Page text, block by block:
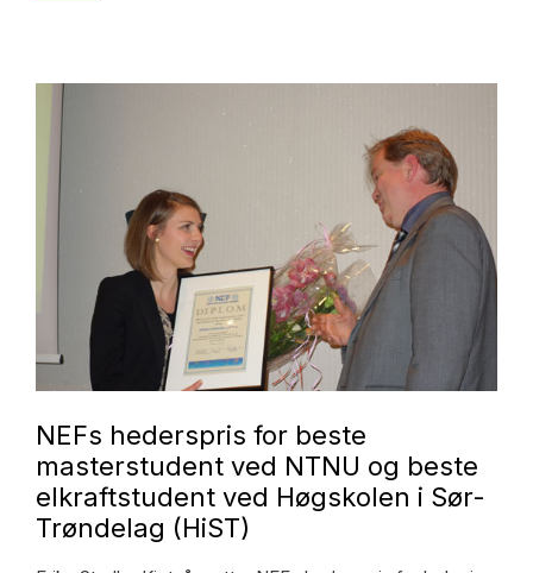
NEFs hederspris for beste
masterstudent ved NTNU og beste
elkraftstudent ved Høgskolen i Sør-
Trøndelag (HiST)